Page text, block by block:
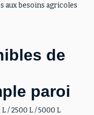
aux besoins agricoles
de
paroi
L / 2500 L / 5000 L